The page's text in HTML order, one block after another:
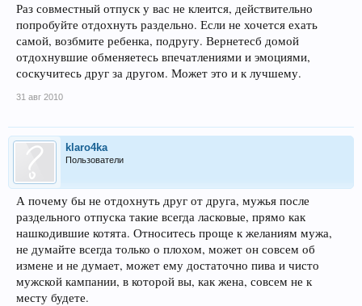
Раз совместный отпуск у вас не клеится, действительно
попробуйте отдохнуть раздельно. Если не хочется ехать
самой, возбмите ребенка, подругу. Вернетесб домой
отдохнувшие обменяетесь впечатлениями и эмоциями,
соскучитесь друг за другом. Может это и к лучшему.
31 авг 2010
klaro4ka
Пользователи
А почему бы не отдохнуть друг от друга, мужья после
раздельного отпуска такие всегда ласковые, прямо как
нашкодившие котята. Относитесь проще к желаниям мужа,
не думайте всегда только о плохом, может он совсем об
измене и не думает, может ему достаточно пива и чисто
мужской кампании, в которой вы, как жена, совсем не к
месту будете.